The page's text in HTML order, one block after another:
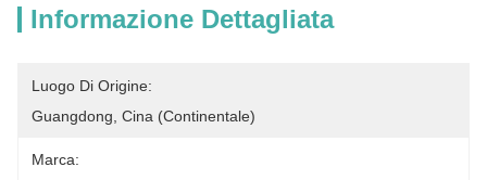
Informazione Dettagliata
Luogo Di Origine:
Guangdong, Cina (continentale)
Marca: